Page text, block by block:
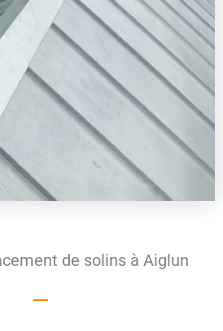
de solins à Aiglun